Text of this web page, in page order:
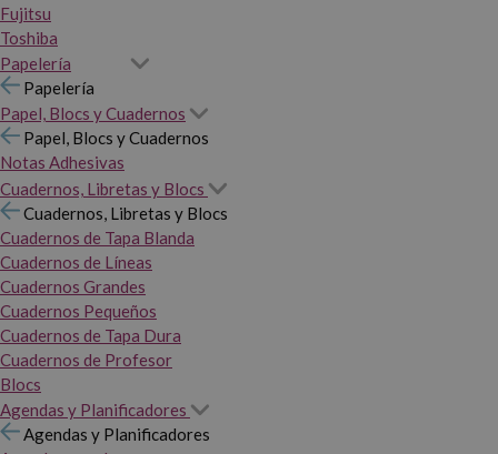
Fujitsu
Toshiba
Papelería
Papelería
Papel, Blocs y Cuadernos
Papel, Blocs y Cuadernos
Notas Adhesivas
Cuadernos, Libretas y Blocs
Cuadernos, Libretas y Blocs
Cuadernos de Tapa Blanda
Cuadernos de Líneas
Cuadernos Grandes
Cuadernos Pequeños
Cuadernos de Tapa Dura
Cuadernos de Profesor
Blocs
Agendas y Planificadores
Agendas y Planificadores